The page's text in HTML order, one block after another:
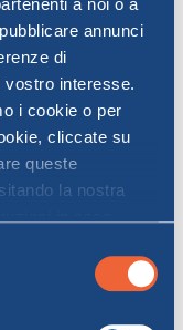
a noi o a
annunci
di
vostro interesse.
i cookie o per
cliccate su
queste
la nostra
dei
il